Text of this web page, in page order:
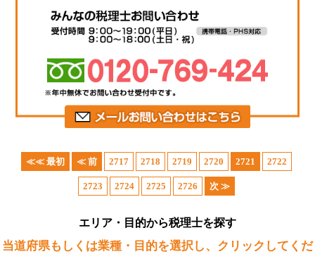
≪≪ 最初 ≪ 前 2717 2718 2719 2720 2721 2722
2723 2724 2725 2726 次 ≫
エリア・目的から税理士を探す
当道府県もしくは業種・目的を選択し、クリックしてくだ